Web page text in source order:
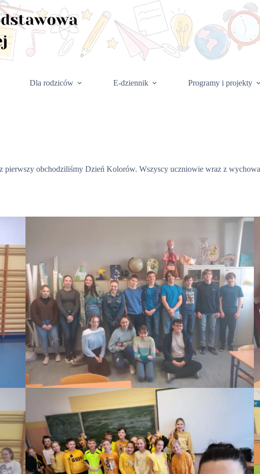
Dla rodziców E-dziennik Programy i projekty
pierwszy obchodziliśmy Dzień Kolorów. Wszyscy uczniowie wraz z